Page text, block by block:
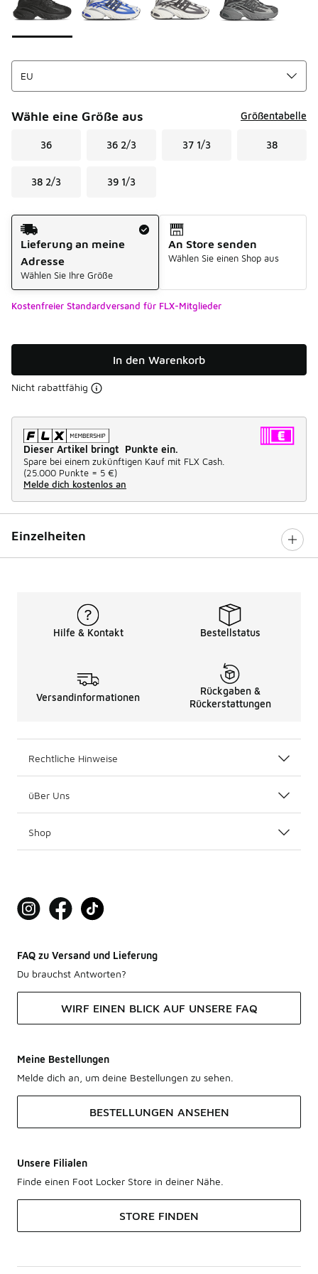
Wähle eine Größe aus Größentabelle
36 36 2/3 37 1/3 38
38 2/3 39 1/3
Versandart
Lieferung an meine
Adresse
Wählen Sie Ihre Größe
An Store senden
Wählen Sie einen Shop aus
Kostenfreier Standardversand für FLX-Mitglieder
In den Warenkorb
Nicht rabattfähig
Dieser Artikel bringt Punkte ein.
Spare bei einem zukünftigen Kauf mit FLX Cash.
(25.000 Punkte = 5 €)
Melde dich kostenlos an
Einzelheiten
Hilfe & Kontakt Bestellstatus
Versandinformationen
Rückgaben &
Rückerstattungen
Rechtliche Hinweise
üBer Uns
Shop
FAQ zu Versand und Lieferung
Du brauchst Antworten?
WIRF EINEN BLICK AUF UNSERE FAQ
Meine Bestellungen
Melde dich an, um deine Bestellungen zu sehen.
BESTELLUNGEN ANSEHEN
Unsere Filialen
Finde einen Foot Locker Store in deiner Nähe.
STORE FINDEN